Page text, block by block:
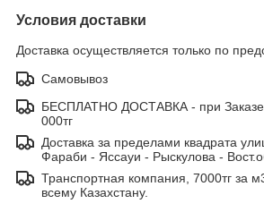
Условия доставки
Доставка осуществляется только по
Самовывоз
БЕСПЛАТНО ДОСТАВКА - при Заказе
000тг
Доставка за пределами квадрата
Фараби - Яссауи - Рыскулова -
Транспортная компания, 7000тг за
всему Казахстану.